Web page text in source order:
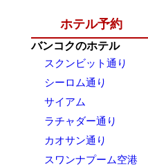
ホテル予約
バンコクのホテル
スクンビット通り
シーロム通り
サイアム
ラチャダー通り
カオサン通り
スワンナプーム空港